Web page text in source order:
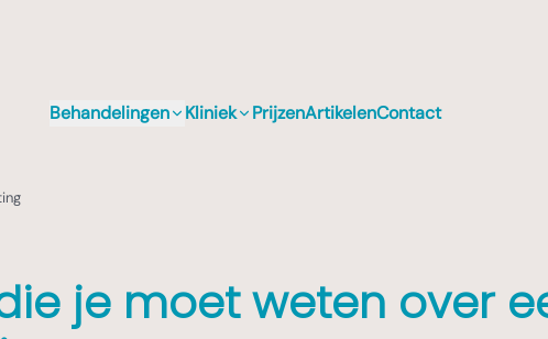
Behandelingen Kliniek PrijzenArtikelenContact
je moet weten over